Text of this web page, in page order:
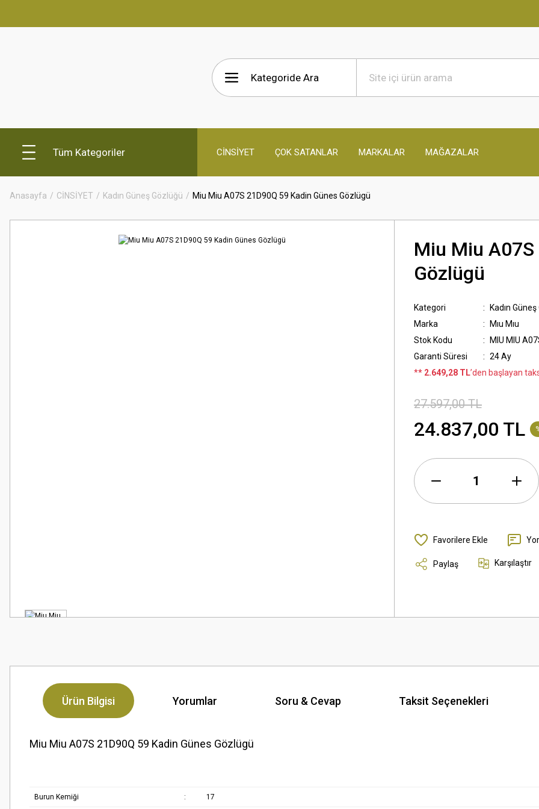
Tüm Kategoriler CİNSİYET ÇOK SATANLAR MARKALAR MAĞAZALAR
Anasayfa CİNSİYET Kadın Güneş Gözlüğü Miu Miu A07S 21D90Q 59 Kadin Günes Gözlügü
Miu Miu A07S
Gözlügü
Kategori
Kadın
Marka
Mıu Mıu
Stok Kodu
MIU MIU
Garanti Süresi
24 Ay
** 2.649,28 TL’den başlayan
27.597,00 TL
24.837,00 TL
Paylaş Karşılaştır
Ürün Bilgisi Yorumlar Soru & Cevap Taksit Seçenekleri
Miu Miu A07S 21D90Q 59 Kadin Günes Gözlügü
Burun Kemiği : 17